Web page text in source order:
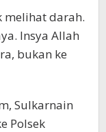
melihat darah.
Insya Allah
bukan ke
Sulkarnain
Polsek